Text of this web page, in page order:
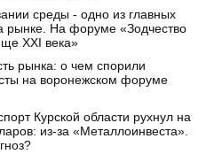
среды - одно из главных
рынке. На форуме «Зодчество
XXI века»
рынка: о чем спорили
на воронежском форуме
Курской области рухнул на
из-за «Металлоинвеста».